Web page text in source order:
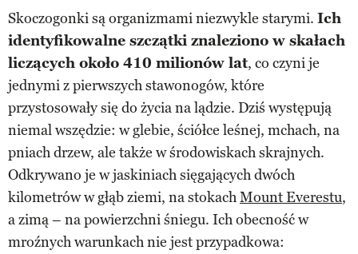
Skoczogonki są organizmami niezwykle starymi. Ich
identyfikowalne szczątki znaleziono w skałach
liczących około 410 milionów lat, co czyni je
jednymi z pierwszych stawonogów, które
przystosowały się do życia na lądzie. Dziś występują
niemal wszędzie: w glebie, ściółce leśnej, mchach, na
pniach drzew, ale także w środowiskach skrajnych.
Odkrywano je w jaskiniach sięgających dwóch
kilometrów w głąb ziemi, na stokachMount Everestu,
a zimą – na powierzchni śniegu. Ich obecność w
mroźnych warunkach nie jest przypadkowa: